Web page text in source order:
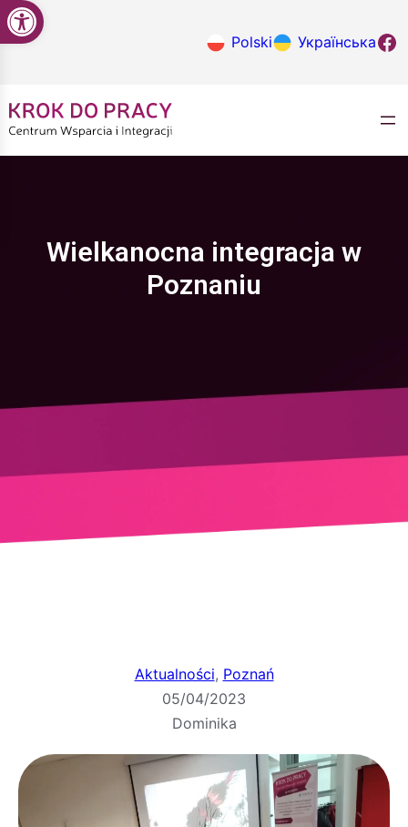
Przejdź
do
Polski УкраїнськаKrok
Wielkanocna integracja w
Poznaniu
Dominika
05/04/2023
Aktualności, Poznań